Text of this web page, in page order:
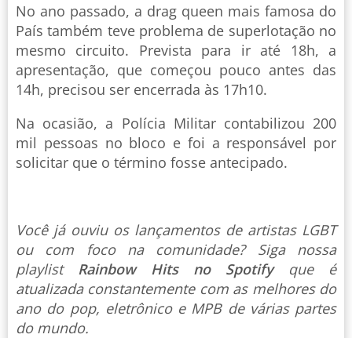
No ano passado, a drag queen mais famosa do
País também teve problema de superlotação no
mesmo circuito. Prevista para ir até 18h, a
apresentação, que começou pouco antes das
14h, precisou ser encerrada às 17h10.
Na ocasião, a Polícia Militar contabilizou 200
mil pessoas no bloco e foi a responsável por
solicitar que o término fosse antecipado.
Você já ouviu os lançamentos de artistas LGBT
ou com foco na comunidade? Siga nossa
playlist Rainbow Hits no Spotify que é
atualizada constantemente com as melhores do
ano do pop, eletrônico e MPB de várias partes
do mundo.